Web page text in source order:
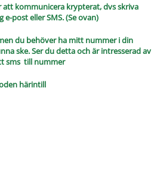
att kommunicera krypterat, dvs skriva
post eller SMS. (Se ovan)
du behöver ha mitt nummer i din
ske. Ser du detta och är intresserad av
sms till nummer
härintill